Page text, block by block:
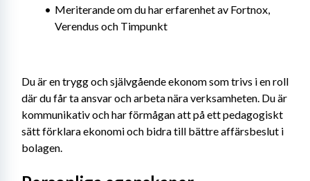
Meriterande om du har erfarenhet av Fortnox,
Verendus och Timpunkt
Du är en trygg och självgående ekonom som trivs i en roll
där du får ta ansvar och arbeta nära verksamheten. Du är
kommunikativ och har förmågan att på ett pedagogiskt
sätt förklara ekonomi och bidra till bättre affärsbeslut i
bolagen.